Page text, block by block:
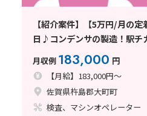
【紹介案件】【5万円/月の
日♪コンデンサの製造！駅
休暇あり☆
月収例 183,000 円
【月給】183,000円～
佐賀県杵島郡大町町
検査、マシンオペレーター